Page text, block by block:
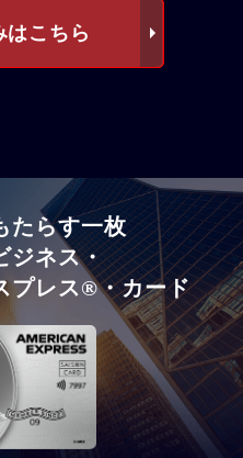
はこちら
たらす一枚
ジネス・
プレス®・カード